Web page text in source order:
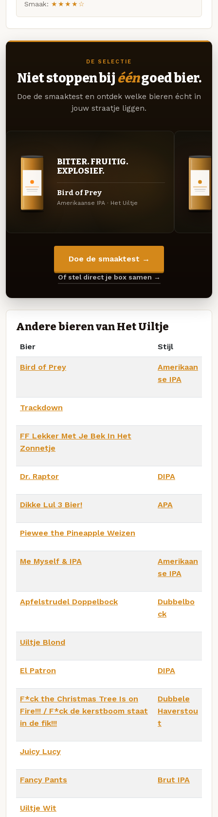
Smaak: ★★★★☆
DE SELECTIE
Niet stoppen bij ééngoed bier.
Doe de smaaktest en ontdek welke bieren écht in
jouw straatje liggen.
BITTER. FRUITIG.
EXPLOSIEF.
Bird of Prey
Amerikaanse IPA · Het Uiltje
Doe de smaaktest →
Of stel direct je box samen →
Andere bieren van Het Uiltje
Bier Stijl
Bird of Prey
Amerikaan
se IPA
Trackdown
FF Lekker Met Je Bek In Het
Zonnetje
Dr. Raptor DIPA
Dikke Lul 3 Bier! APA
Piewee the Pineapple Weizen
Me Myself & IPA
Amerikaan
se IPA
Apfelstrudel Doppelbock
Dubbelbo
ck
Uiltje Blond
El Patron DIPA
F*ck the Christmas Tree Is on
Fire!!! / F*ck de kerstboom staat
in de fik!!!
Dubbele
Haverstou
t
Juicy Lucy
Fancy Pants Brut IPA
Uiltje Wit